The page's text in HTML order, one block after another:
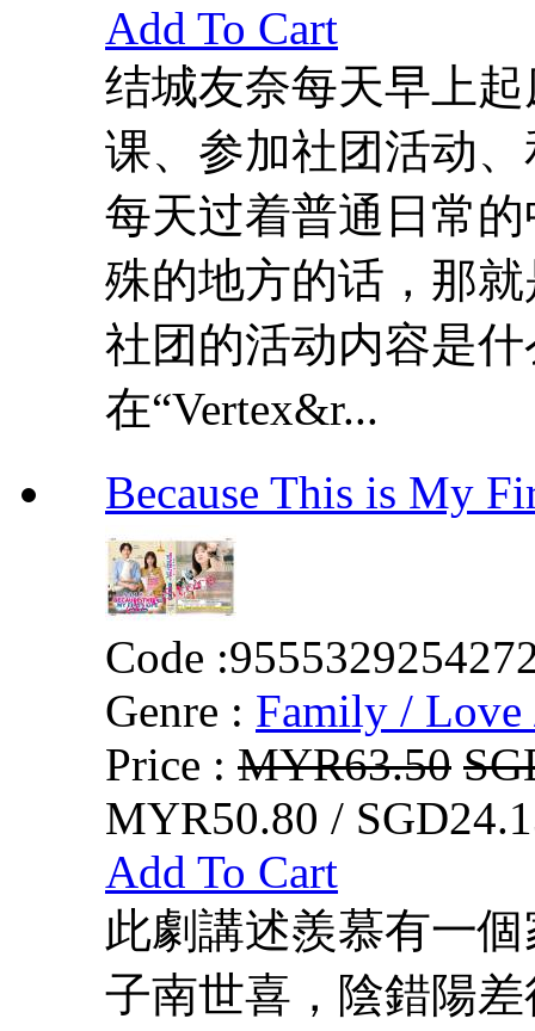
Add To Cart
结城友奈每天早上
课、参加社团活动
每天过着普通日常
殊的地方的话，那
社团的活动内容是
在“Vertex&r...
Because This is My
Code :
Genre : Family / Love
Price : MYR63.50
MYR50.80 /
Add To Cart
此劇講述羨慕有一
子南世喜，陰錯陽